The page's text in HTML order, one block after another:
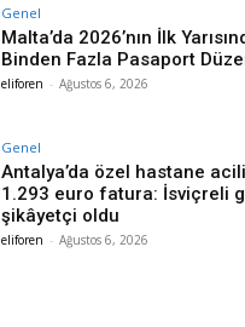
Genel
Malta’da 2026’nın İlk
Binden Fazla Pasaport
eliforen - Ağustos 6, 2026
Genel
Antalya’da özel hastane
1.293 euro fatura: İsviçreli
şikâyetçi oldu
eliforen - Ağustos 6, 2026